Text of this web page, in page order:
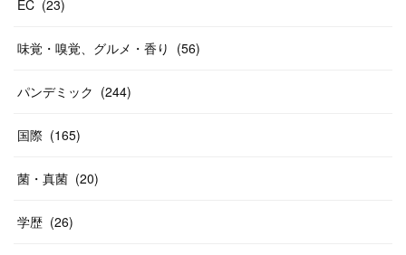
EC (23)
味覚・嗅覚、グルメ・香り (56)
パンデミック (244)
国際 (165)
菌・真菌 (20)
学歴 (26)